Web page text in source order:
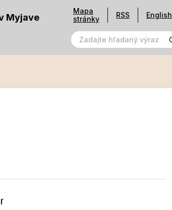
Myjave
Mapa
stránky
RSS English